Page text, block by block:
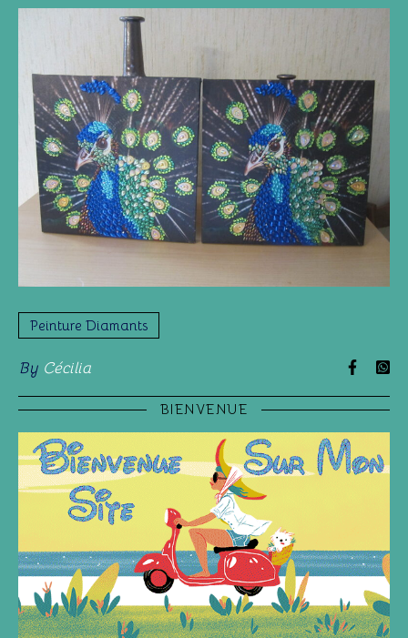
Peinture Diamants
By Cécilia
BIENVENUE